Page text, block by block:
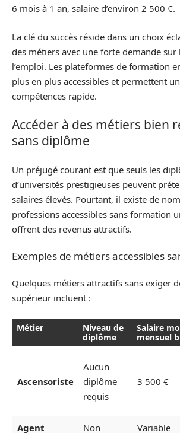
6 mois à 1 an, salaire d’environ 2 500 €.
La clé du succès réside dans un choix
des métiers avec une forte demande sur
l’emploi. Les plateformes de formation
plus en plus accessibles et permettent
compétences rapide.
Accéder à des métiers bien
sans diplôme
Un préjugé courant est que seuls les
d’universités prestigieuses peuvent
salaires élevés. Pourtant, il existe de
professions accessibles sans formation
offrent des revenus attractifs.
Exemples de métiers accessibles
Quelques métiers attractifs sans exiger
supérieur incluent :
Métier
Niveau de
diplôme
Salaire
mensuel
Ascensoriste
Aucun
diplôme
requis
3 500 €
Agent
Non Variable